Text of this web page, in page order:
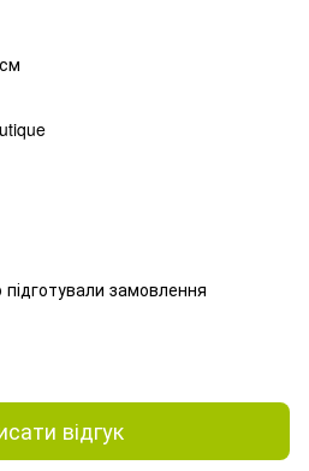
замовлення
відгук